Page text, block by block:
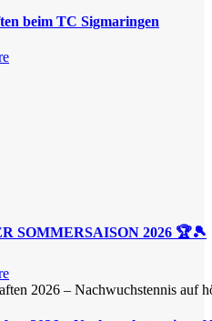
beim TC Sigmaringen
SOMMERSAISON 2026 🏆🎾